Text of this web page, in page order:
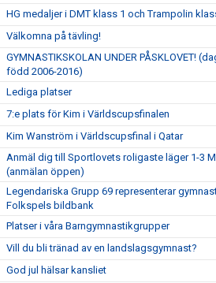
HG medaljer i DMT klass 1 och Trampolin
Välkomna på tävling!
GYMNASTIKSKOLAN UNDER PÅSKLOVET!
född 2006-2016)
Lediga platser
7:e plats för Kim i Världscupsfinalen
Kim Wanström i Världscupsfinal i Qatar
Anmäl dig till Sportlovets roligaste läger 1-3
(anmälan öppen)
Legendariska Grupp 69 representerar
Folkspels bildbank
Platser i våra Barngymnastikgrupper
Vill du bli tränad av en landslagsgymnast?
God jul hälsar kansliet